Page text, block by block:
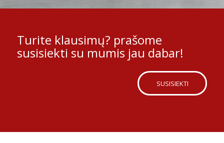
Turite klausimų? prašome
susisiekti su mumis jau dabar!
SUSISIEKTI